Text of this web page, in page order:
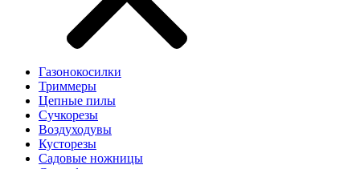
Газонокосилки
Триммеры
Цепные пилы
Cучкорезы
Воздуходувы
Кусторезы
Садовые ножницы